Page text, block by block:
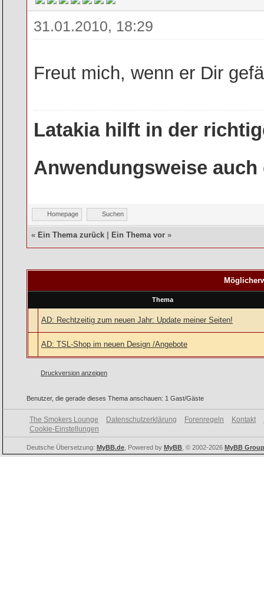
31.01.2010, 18:29
Freut mich, wenn er Dir
Latakia hilft in der
Anwendungsweise auch
Homepage Suchen
« Ein Thema zurück Ein Thema vor »
Thema
AD: Rechtzeitig zum neuen Jahr: Update meiner Seiten!
AD: TSL-Shop im neuen Design /Angebote
Druckversion anzeigen
Benutzer, die gerade dieses Thema anschauen: 1 Gast/Gäste
The Smokers Lounge Datenschutzerklärung Forenregeln Kontakt
Cookie-Einstellungen
Deutsche Übersetzung: MyBB.de , Powered by MyBB , © 2002-2026 MyBB Group